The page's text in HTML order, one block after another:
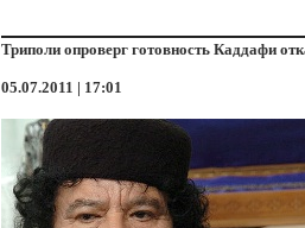
Триполи опроверг готовность Каддафи
05.07.2011 | 17:01